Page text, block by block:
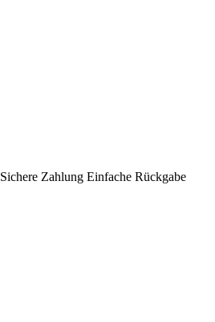
Sichere Zahlung Einfache Rückgabe